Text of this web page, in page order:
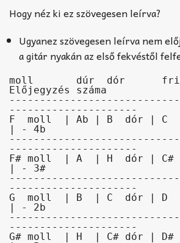
Hogy néz ki ez szövegesen leírva?
Ugyanez szövegesen leírva nem
a gitár nyakán az első fekvéstől
moll       dúr  dór
Előjegyzés száma
---------------------
F  moll  | Ab | B  dór | C
| - 4b
---------------------
F# moll  | A  | H  dór |
| - 3#
---------------------
G  moll  | B  | C  dór | D
| - 2b
---------------------
G# moll  | H  | C# dór |